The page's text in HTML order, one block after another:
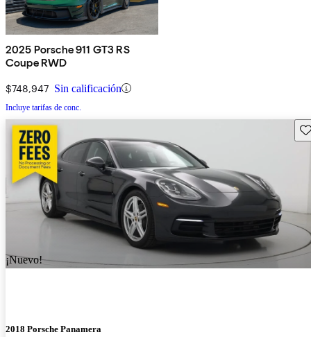
2025 Porsche 911 GT3 RS
Coupe RWD
$748,947 Sin calificación
Incluye tarifas de conc.
¡Nuevo!
2018 Porsche Panamera